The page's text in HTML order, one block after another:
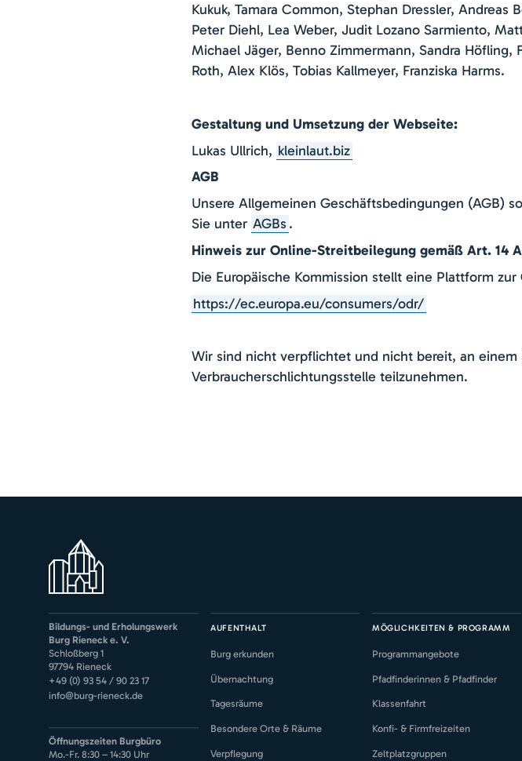
Kukuk, Tamara Common, Stephan Dressler,
Peter Diehl, Lea Weber, Judit Lozano Sarmiento,
Michael Jäger, Benno Zimmermann, Sandra Höfling,
Roth, Alex Klös, Tobias Kallmeyer, Franziska Harms.
Gestaltung und Umsetzung der Webseite:
Lukas Ullrich, kleinlaut.biz
AGB
Unsere Allgemeinen Geschäftsbedingungen (AGB)
Sie unter AGBs .
Hinweis zur Online-Streitbeilegung gemäß Art. 14
Die Europäische Kommission stellt eine Plattform
https://ec.europa.eu/consumers/odr/
Wir sind nicht verpflichtet und nicht bereit, an
Verbraucherschlichtungsstelle teilzunehmen.
Bildungs- und Erholungswerk
Burg Rieneck e. V.
Schloßberg 1
97794 Rieneck
+49 (0) 93 54 / 90 23 17
info@burg-rieneck.de
Öffnungszeiten Burgbüro
Mo.-Fr. 8:30 – 14:30 Uhr
AUFENTHALT
Burg erkunden
Übernachtung
Tagesräume
Besondere Orte & Räume
Verpflegung
MÖGLICHKEITEN & PROGRAMM
Programmangebote
Pfadfinderinnen & Pfadfinder
Klassenfahrt
Konfi- & Firmfreizeiten
Zeltplatzgruppen